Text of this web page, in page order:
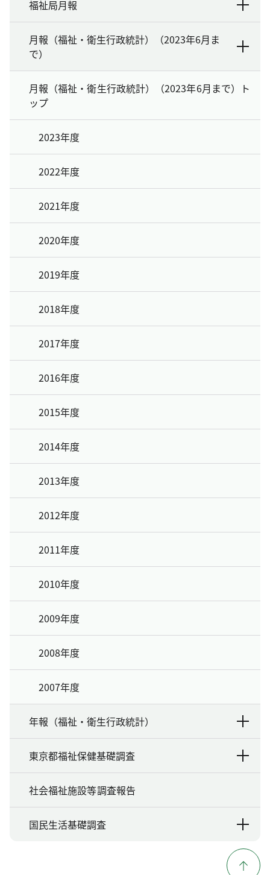
福祉局月報
月報（福祉・衛生行政統計）（2023年6月ま
で）
月報（福祉・衛生行政統計）（2023年6月まで）ト
ップ
2023年度
2022年度
2021年度
2020年度
2019年度
2018年度
2017年度
2016年度
2015年度
2014年度
2013年度
2012年度
2011年度
2010年度
2009年度
2008年度
2007年度
年報（福祉・衛生行政統計）
東京都福祉保健基礎調査
社会福祉施設等調査報告
国民生活基礎調査